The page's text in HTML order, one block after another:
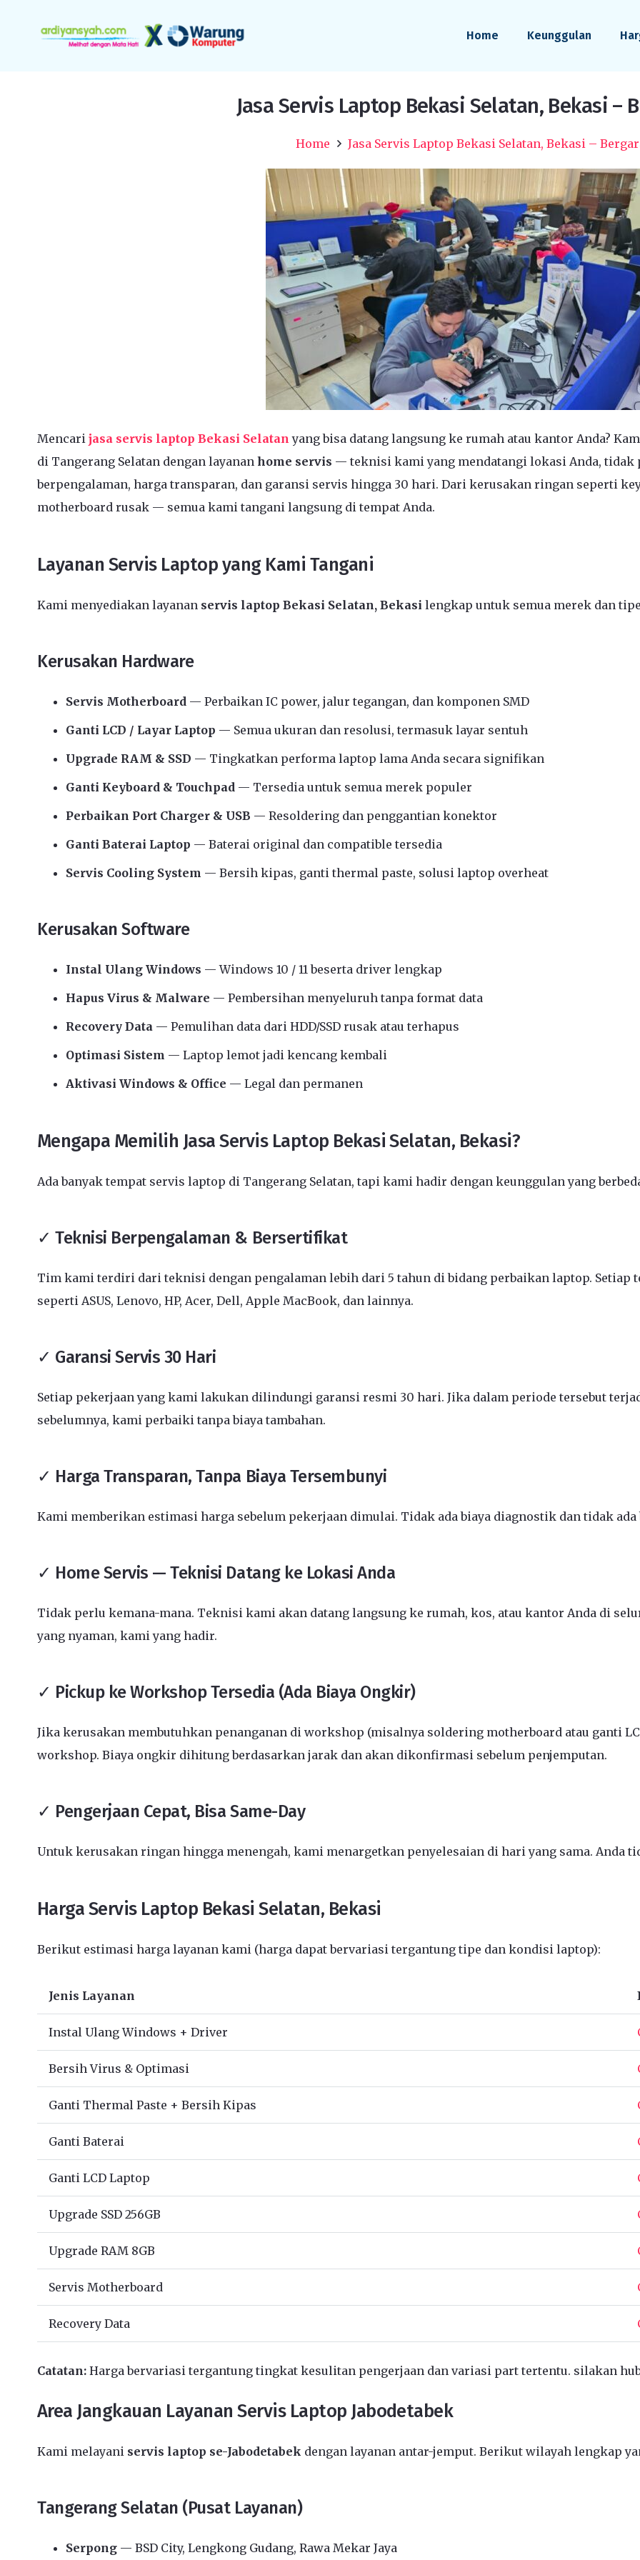
Home Keunggulan
Jasa Servis Laptop Bekasi Selatan, Bekasi –
Home Jasa Servis Laptop Bekasi Selatan, Bekasi –
Mencari jasa servis laptop Bekasi Selatanyang bisa datang langsung ke rumah atau kantor Anda?
di Tangerang Selatan dengan layanan home servis — teknisi kami yang mendatangi lokasi Anda,
berpengalaman, harga transparan, dan garansi servis hingga 30 hari. Dari kerusakan ringan seperti
motherboard rusak — semua kami tangani langsung di tempat Anda.
Layanan Servis Laptop yang Kami Tangani
Kami menyediakan layanan servis laptop Bekasi Selatan, Bekasi lengkap untuk semua merek dan
Kerusakan Hardware
Servis Motherboard — Perbaikan IC power, jalur tegangan, dan komponen SMD
Ganti LCD / Layar Laptop — Semua ukuran dan resolusi, termasuk layar sentuh
Upgrade RAM & SSD — Tingkatkan performa laptop lama Anda secara signifikan
Ganti Keyboard & Touchpad — Tersedia untuk semua merek populer
Perbaikan Port Charger & USB — Resoldering dan penggantian konektor
Ganti Baterai Laptop — Baterai original dan compatible tersedia
Servis Cooling System — Bersih kipas, ganti thermal paste, solusi laptop overheat
Kerusakan Software
Instal Ulang Windows — Windows 10 / 11 beserta driver lengkap
Hapus Virus & Malware — Pembersihan menyeluruh tanpa format data
Recovery Data — Pemulihan data dari HDD/SSD rusak atau terhapus
Optimasi Sistem — Laptop lemot jadi kencang kembali
Aktivasi Windows & Office — Legal dan permanen
Mengapa Memilih Jasa Servis Laptop Bekasi Selatan, Bekasi?
Ada banyak tempat servis laptop di Tangerang Selatan, tapi kami hadir dengan keunggulan yang
✓ Teknisi Berpengalaman & Bersertifikat
Tim kami terdiri dari teknisi dengan pengalaman lebih dari 5 tahun di bidang perbaikan laptop.
seperti ASUS, Lenovo, HP, Acer, Dell, Apple MacBook, dan lainnya.
✓ Garansi Servis 30 Hari
Setiap pekerjaan yang kami lakukan dilindungi garansi resmi 30 hari. Jika dalam periode tersebut
sebelumnya, kami perbaiki tanpa biaya tambahan.
✓ Harga Transparan, Tanpa Biaya Tersembunyi
Kami memberikan estimasi harga sebelum pekerjaan dimulai. Tidak ada biaya diagnostik dan tidak
✓ Home Servis — Teknisi Datang ke Lokasi Anda
Tidak perlu kemana-mana. Teknisi kami akan datang langsung ke rumah, kos, atau kantor Anda di
yang nyaman, kami yang hadir.
✓ Pickup ke Workshop Tersedia (Ada Biaya Ongkir)
Jika kerusakan membutuhkan penanganan di workshop (misalnya soldering motherboard atau ganti
workshop. Biaya ongkir dihitung berdasarkan jarak dan akan dikonfirmasi sebelum penjemputan.
✓ Pengerjaan Cepat, Bisa Same-Day
Untuk kerusakan ringan hingga menengah, kami menargetkan penyelesaian di hari yang sama. Anda
Harga Servis Laptop Bekasi Selatan, Bekasi
Berikut estimasi harga layanan kami (harga dapat bervariasi tergantung tipe dan kondisi laptop):
Jenis Layanan
Instal Ulang Windows + Driver
Bersih Virus & Optimasi
Ganti Thermal Paste + Bersih Kipas
Ganti Baterai
Ganti LCD Laptop
Upgrade SSD 256GB
Upgrade RAM 8GB
Servis Motherboard
Recovery Data
Catatan: Harga bervariasi tergantung tingkat kesulitan pengerjaan dan variasi part tertentu. silakan
Area Jangkauan Layanan Servis Laptop Jabodetabek
Kami melayani servis laptop se-Jabodetabek dengan layanan antar-jemput. Berikut wilayah lengkap
Tangerang Selatan (Pusat Layanan)
Serpong — BSD City, Lengkong Gudang, Rawa Mekar Jaya